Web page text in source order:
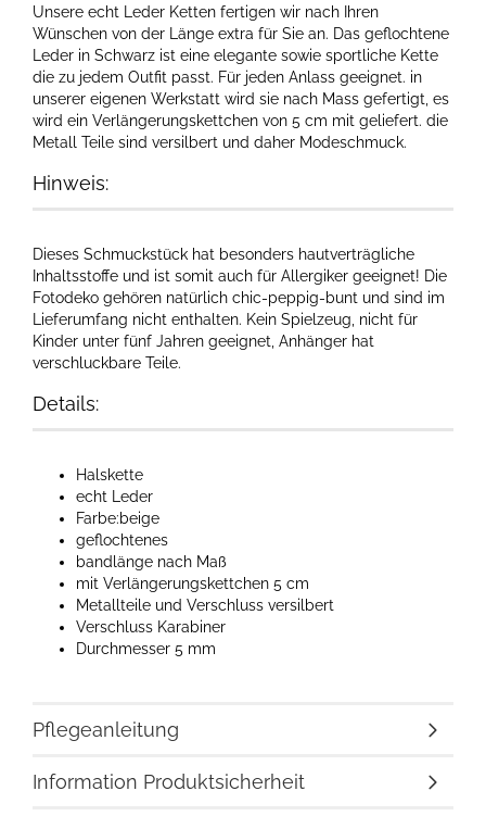
Unsere echt Leder Ketten fertigen wir nach Ihren
Wünschen von der Länge extra für Sie an. Das geflochtene
Leder in Schwarz ist eine elegante sowie sportliche Kette
die zu jedem Outfit passt. Für jeden Anlass geeignet. in
unserer eigenen Werkstatt wird sie nach Mass gefertigt, es
wird ein Verlängerungskettchen von 5 cm mit geliefert. die
Metall Teile sind versilbert und daher Modeschmuck.
Hinweis:
Dieses Schmuckstück hat besonders hautverträgliche
Inhaltsstoffe und ist somit auch für Allergiker geeignet! Die
Fotodeko gehören natürlich chic-peppig-bunt und sind im
Lieferumfang nicht enthalten. Kein Spielzeug, nicht für
Kinder unter fünf Jahren geeignet, Anhänger hat
verschluckbare Teile.
Details:
Halskette
echt Leder
Farbe:beige
geflochtenes
bandlänge nach Maß
mit Verlängerungskettchen 5 cm
Metallteile und Verschluss versilbert
Verschluss Karabiner
Durchmesser 5 mm
Pflegeanleitung
Information Produktsicherheit